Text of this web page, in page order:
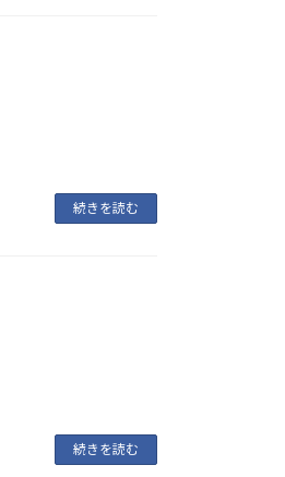
続きを読む
続きを読む